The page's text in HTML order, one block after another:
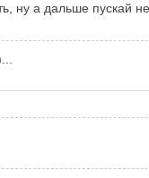
ну а дальше пускай